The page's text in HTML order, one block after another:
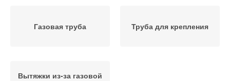
Газовая труба Труба для крепления
Вытяжки из-за газовой